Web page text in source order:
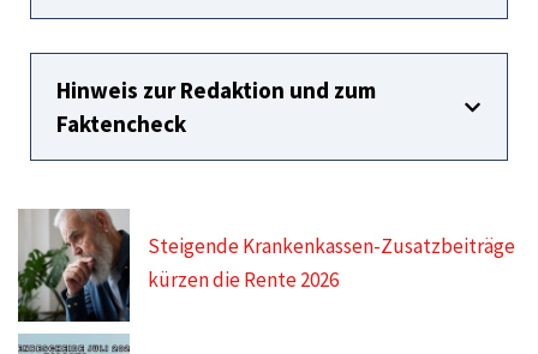
Hinweis zur Redaktion und zum
Faktencheck
Steigende Krankenkassen-Zusatzbeiträge
kürzen die Rente 2026